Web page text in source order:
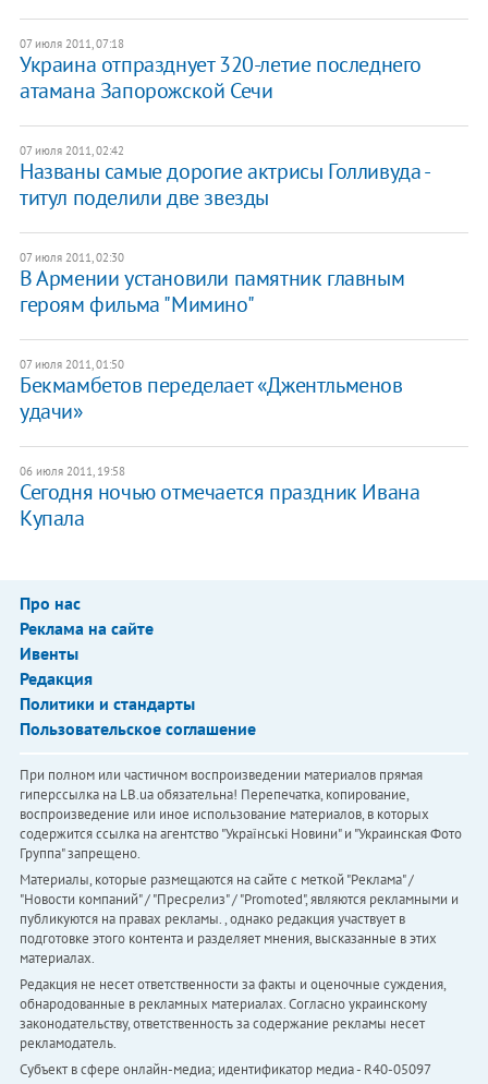
07 июля 2011, 07:18
​Украина отпразднует 320-летие последнего
атамана Запорожской Сечи
07 июля 2011, 02:42
Названы самые дорогие актрисы Голливуда -
титул поделили две звезды
07 июля 2011, 02:30
В Армении установили памятник главным
героям фильма "Мимино"
07 июля 2011, 01:50
Бекмамбетов переделает «Джентльменов
удачи»
06 июля 2011, 19:58
​Сегодня ночью отмечается праздник Ивана
Купала
Про нас
Реклама на сайте
Ивенты
Редакция
Политики и стандарты
Пользовательское соглашение
При полном или частичном воспроизведении материалов прямая
гиперссылка на LB.ua обязательна! Перепечатка, копирование,
воспроизведение или иное использование материалов, в которых
содержится ссылка на агентство "Українськi Новини" и "Украинская Фото
Группа" запрещено.
Материалы, которые размещаются на сайте с меткой "Реклама" /
"Новости компаний" / "Пресрелиз" / "Promoted", являются рекламными и
публикуются на правах рекламы. , однако редакция участвует в
подготовке этого контента и разделяет мнения, высказанные в этих
материалах.
Редакция не несет ответственности за факты и оценочные суждения,
обнародованные в рекламных материалах. Согласно украинскому
законодательству, ответственность за содержание рекламы несет
рекламодатель.
Субъект в сфере онлайн-медиа; идентификатор медиа - R40-05097